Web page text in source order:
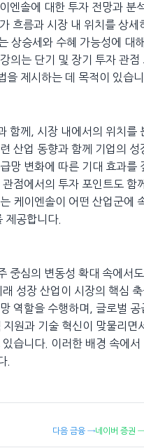
엔솔에 대한 투자 전망과 분
흐름과 시장 내 위치를 상
상승세와 수혜 가능성에 대
의는 단기 및 장기 투자 관
을 제시하는 데 목적이 있습니
함께, 시장 내에서의 위치를
산업 동향과 함께 기업의
망 변화에 따른 기대 효과를
점에서의 투자 포인트도
케이엔솔이 어떤 산업군에
제공합니다.
중심의 변동성 확대 속에서
성장 산업이 시장의 핵심
역할을 수행하며, 글로벌
원과 기술 혁신이 맞물리면
습니다. 이러한 배경 속에
.
다음 금융 →네이버 증권